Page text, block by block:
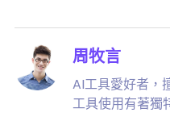
周牧言
AI工具愛好者，
工具使用有著獨